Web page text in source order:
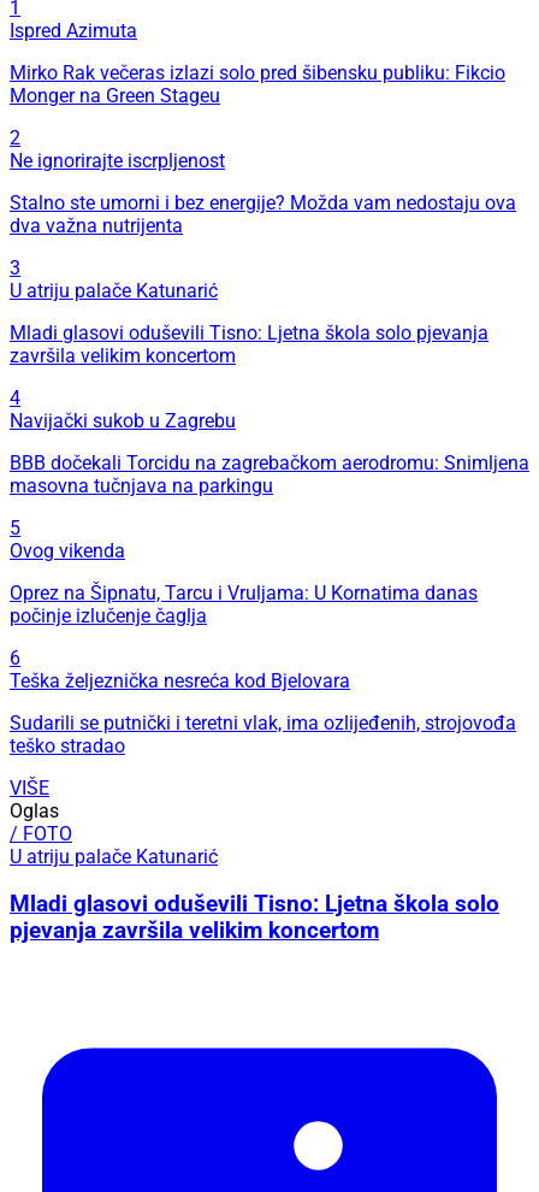
1
Ispred Azimuta
Mirko Rak večeras izlazi solo pred šibensku publiku: Fikcio
Monger na Green Stageu
2
Ne ignorirajte iscrpljenost
Stalno ste umorni i bez energije? Možda vam nedostaju ova
dva važna nutrijenta
3
U atriju palače Katunarić
Mladi glasovi oduševili Tisno: Ljetna škola solo pjevanja
završila velikim koncertom
4
Navijački sukob u Zagrebu
BBB dočekali Torcidu na zagrebačkom aerodromu: Snimljena
masovna tučnjava na parkingu
5
Ovog vikenda
Oprez na Šipnatu, Tarcu i Vruljama: U Kornatima danas
počinje izlučenje čaglja
6
Teška željeznička nesreća kod Bjelovara
Sudarili se putnički i teretni vlak, ima ozlijeđenih, strojovođa
teško stradao
VIŠE
Oglas
/ FOTO
U atriju palače Katunarić
Mladi glasovi oduševili Tisno: Ljetna škola solo
pjevanja završila velikim koncertom